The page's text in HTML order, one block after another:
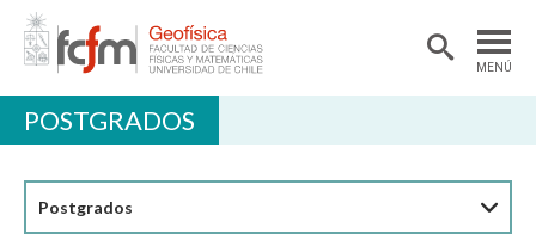
MENÚ
POSTGRADOS
Postgrados